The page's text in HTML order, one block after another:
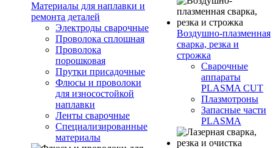
Материалы для наплавки и
ремонта деталей
Электроды сварочные
Проволока сплошная
Проволока
порошковая
Прутки присадочные
Флюсы и проволоки
для износостойкой
наплавки
Ленты сварочные
Специализированные
материалы
Воздушно-плазменная
сварка, резка и
строжка
Сварочные
аппараты
PLASMA CUT
Плазмотроны
Запасные части
PLASMA